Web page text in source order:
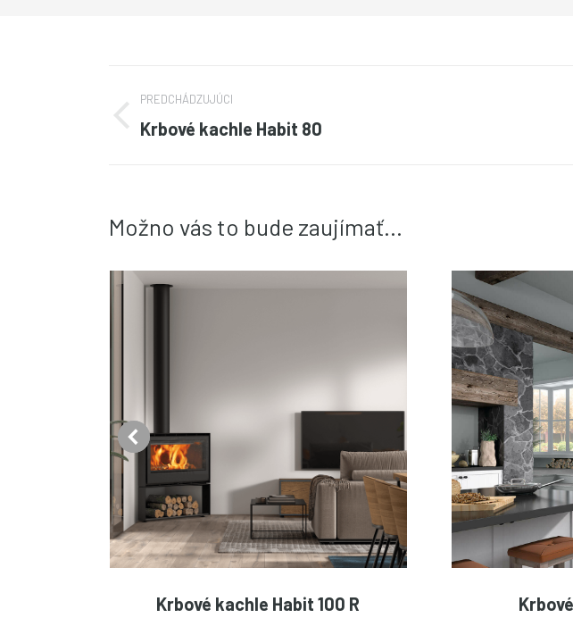
Project
navigation
PREDCHÁDZUJÚCI
PREDCHÁDZUJÚCI
Krbové kachle Habit 80
Možno vás to bude zaujímať...
Krbové kachle Habit 100 R